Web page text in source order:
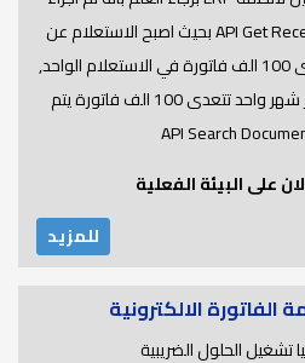
تعديلات على API Get Recent Documents بحيث اصبح الاستعلام عن
بيانات الفواتير محدود بحد اقصى 100 الف فاتورة في الاستعلام الواحد,
وللاستعلام عن كامل فواتير شهر واحد تتعدى 100 الف فاتورة يتم
على البيئة الفعلية
للمزيد
الالكترونية
تشغيل الحلول الضريبية